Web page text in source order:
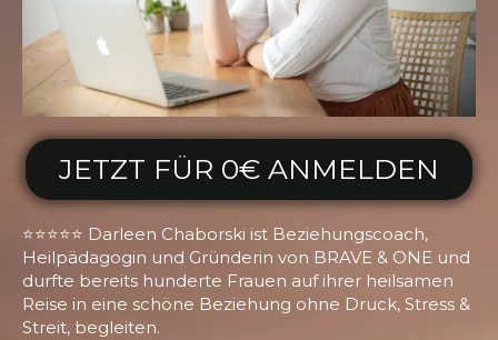
JETZT FÜR 0€ ANMELDEN
⭐️⭐️⭐️⭐️⭐️ Darleen Chaborski ist Beziehungscoach,
Heilpädagogin und Gründerin von BRAVE & ONE und
durfte bereits hunderte Frauen auf ihrer heilsamen
Reise in eine schöne Beziehung ohne Druck, Stress &
Streit, begleiten.